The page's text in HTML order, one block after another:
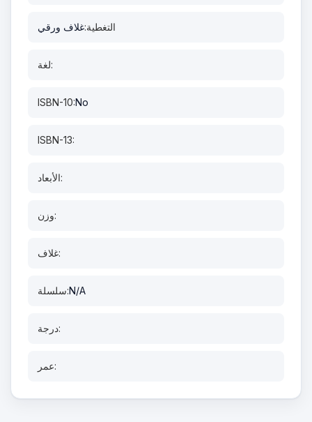
التغطية:غلاف ورقي
لغة:
ISBN-10:No
ISBN-13:
الأبعاد:
وزن:
غلاف:
سلسلة:N/A
درجة:
عمر: